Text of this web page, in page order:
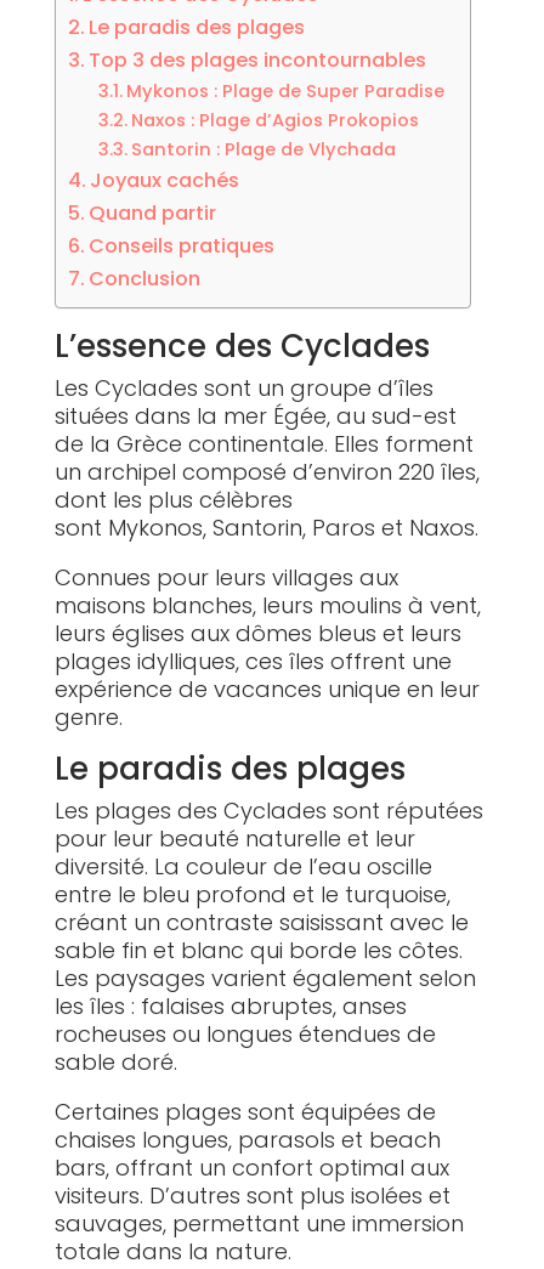
Le paradis des plages
Top 3 des plages incontournables
Mykonos : Plage de Super Paradise
Naxos : Plage d’Agios Prokopios
Santorin : Plage de Vlychada
Joyaux cachés
Quand partir
Conseils pratiques
Conclusion
L’essence des Cyclades
Les Cyclades sont un groupe d’îles
situées dans la mer Égée, au sud-est
de la Grèce continentale. Elles forment
un archipel composé d’environ 220 îles,
dont les plus célèbres
sont Mykonos, Santorin, Paros et Naxos.
Connues pour leurs villages aux
maisons blanches, leurs moulins à vent,
leurs églises aux dômes bleus et leurs
plages idylliques, ces îles offrent une
expérience de vacances unique en leur
genre.
Le paradis des plages
Les plages des Cyclades sont réputées
pour leur beauté naturelle et leur
diversité. La couleur de l’eau oscille
entre le bleu profond et le turquoise,
créant un contraste saisissant avec le
sable fin et blanc qui borde les côtes.
Les paysages varient également selon
les îles : falaises abruptes, anses
rocheuses ou longues étendues de
sable doré.
Certaines plages sont équipées de
chaises longues, parasols et beach
bars, offrant un confort optimal aux
visiteurs. D’autres sont plus isolées et
sauvages, permettant une immersion
totale dans la nature.